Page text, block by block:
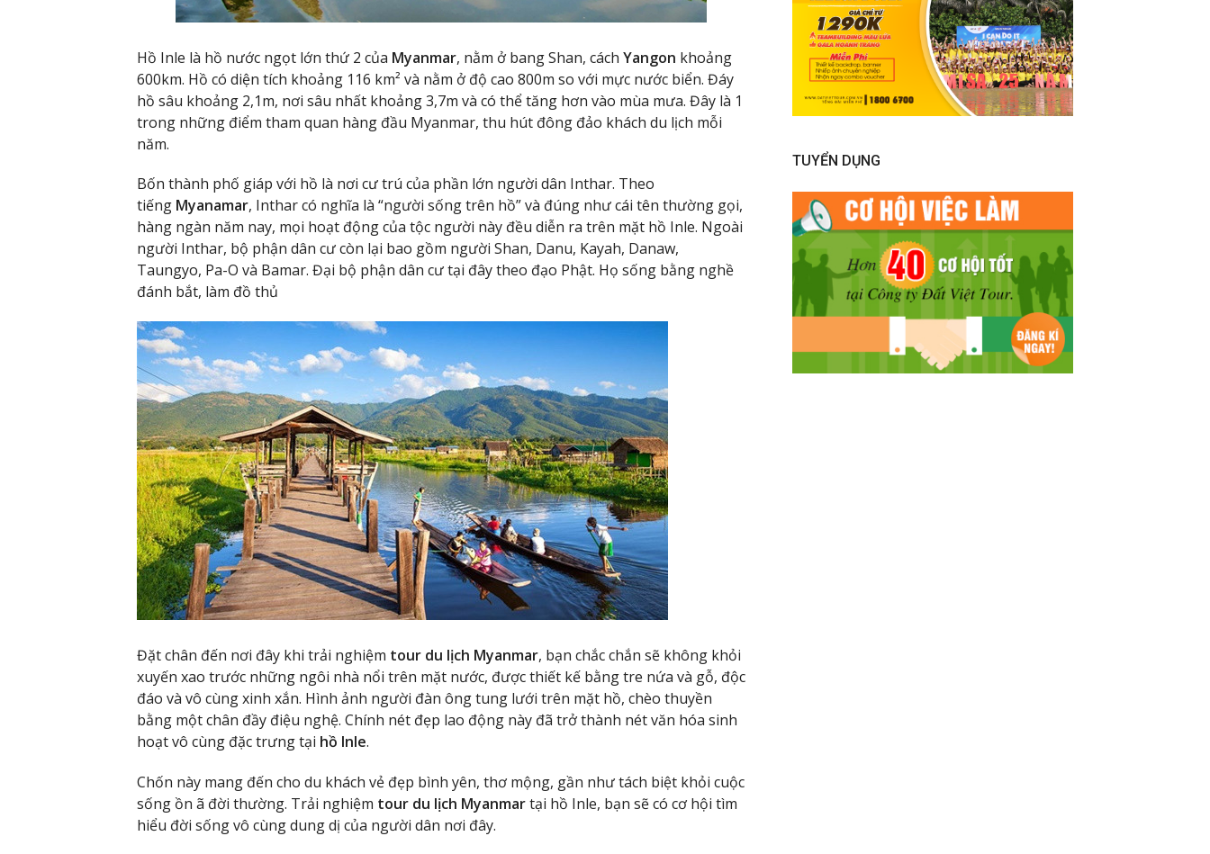
Hồ Inle là hồ nước ngọt lớn thứ 2 của Myanmar, nằm ở bang Shan, cách Yangon khoảng
600km. Hồ có diện tích khoảng 116 km² và nằm ở độ cao 800m so với mực nước biển. Đáy
hồ sâu khoảng 2,1m, nơi sâu nhất khoảng 3,7m và có thể tăng hơn vào mùa mưa. Đây là 1
trong những điểm tham quan hàng đầu Myanmar, thu hút đông đảo khách du lịch mỗi
năm.
Bốn thành phố giáp với hồ là nơi cư trú của phần lớn người dân Inthar. Theo
tiếng Myanamar, Inthar có nghĩa là “người sống trên hồ” và đúng như cái tên thường gọi,
hàng ngàn năm nay, mọi hoạt động của tộc người này đều diễn ra trên mặt hồ Inle. Ngoài
người Inthar, bộ phận dân cư còn lại bao gồm người Shan, Danu, Kayah, Danaw,
Taungyo, Pa-O và Bamar. Đại bộ phận dân cư tại đây theo đạo Phật. Họ sống bằng nghề
đánh bắt, làm đồ thủ
Đặt chân đến nơi đây khi trải nghiệm tour du lịch Myanmar, bạn chắc chắn sẽ không khỏi
xuyến xao trước những ngôi nhà nổi trên mặt nước, được thiết kế bằng tre nứa và gỗ, độc
đáo và vô cùng xinh xắn. Hình ảnh người đàn ông tung lưới trên mặt hồ, chèo thuyền
bằng một chân đầy điệu nghệ. Chính nét đẹp lao động này đã trở thành nét văn hóa sinh
hoạt vô cùng đặc trưng tại hồ Inle.
Chốn này mang đến cho du khách vẻ đẹp bình yên, thơ mộng, gần như tách biệt khỏi cuộc
sống ồn ã đời thường. Trải nghiệm tour du lịch Myanmartại hồ Inle, bạn sẽ có cơ hội tìm
hiểu đời sống vô cùng dung dị của người dân nơi đây.
TUYỂN DỤNG